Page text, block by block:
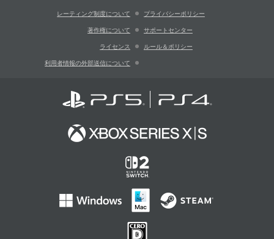
レーティング制度について プライバシーポリシー
著作権について サポートセンター
ライセンス ルール＆ポリシー
利用者情報の外部送信について